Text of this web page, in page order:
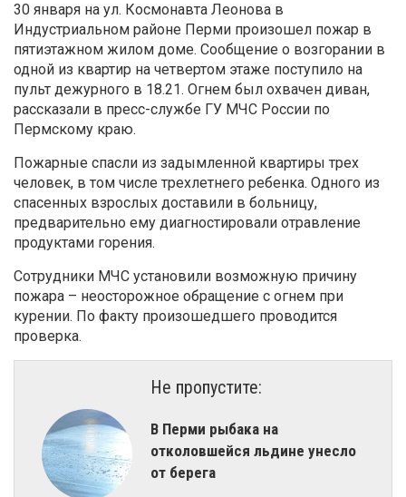
30 января на ул. Космонавта Леонова в
Индустриальном районе Перми произошел пожар в
пятиэтажном жилом доме. Сообщение о возгорании в
одной из квартир на четвертом этаже поступило на
пульт дежурного в 18.21. Огнем был охвачен диван,
рассказали в пресс-службе ГУ МЧС России по
Пермскому краю.
Пожарные спасли из задымленной квартиры трех
человек, в том числе трехлетнего ребенка. Одного из
спасенных взрослых доставили в больницу,
предварительно ему диагностировали отравление
продуктами горения.
Сотрудники МЧС установили возможную причину
пожара – неосторожное обращение с огнем при
курении. По факту произошедшего проводится
проверка.
Не пропустите:
В Перми рыбака на
отколовшейся льдине унесло
от берега